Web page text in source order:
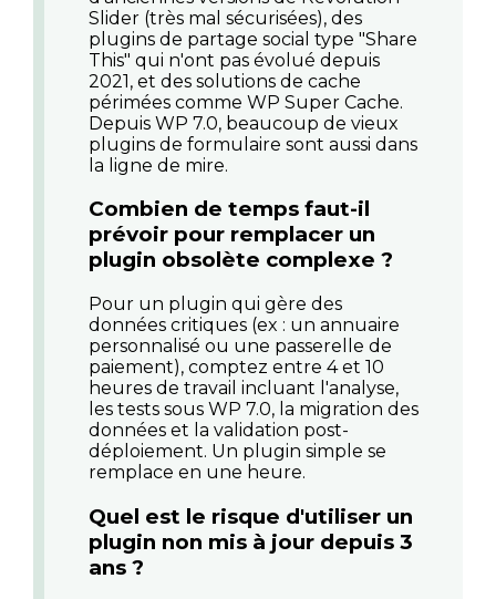
Slider (très mal sécurisées), des
plugins de partage social type "Share
This" qui n'ont pas évolué depuis
2021, et des solutions de cache
périmées comme WP Super Cache.
Depuis WP 7.0, beaucoup de vieux
plugins de formulaire sont aussi dans
la ligne de mire.
Combien de temps faut-il
prévoir pour remplacer un
plugin obsolète complexe ?
Pour un plugin qui gère des
données critiques (ex : un annuaire
personnalisé ou une passerelle de
paiement), comptez entre 4 et 10
heures de travail incluant l'analyse,
les tests sous WP 7.0, la migration des
données et la validation post-
déploiement. Un plugin simple se
remplace en une heure.
Quel est le risque d'utiliser un
plugin non mis à jour depuis 3
ans ?